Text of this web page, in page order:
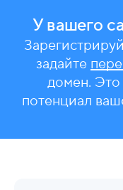
У вашего
задайте
домен. Это
потенциал